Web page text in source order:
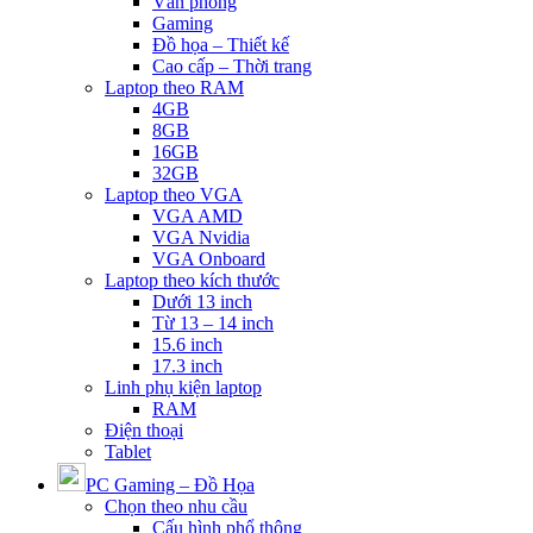
Gaming
Đồ họa – Thiết kế
Cao cấp – Thời trang
Laptop theo RAM
4GB
8GB
16GB
32GB
Laptop theo VGA
VGA AMD
VGA Nvidia
VGA Onboard
Laptop theo kích thước
Dưới 13 inch
Từ 13 – 14 inch
15.6 inch
17.3 inch
Linh phụ kiện laptop
RAM
Điện thoại
Tablet
PC Gaming – Đồ Họa
Chọn theo nhu cầu
Cấu hình phổ thông